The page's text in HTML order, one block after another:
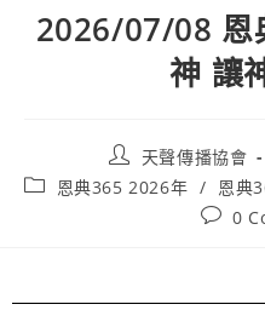
2026/07/08 恩
神 讓
天聲傳播協會
恩典365 2026年 / 恩典
0